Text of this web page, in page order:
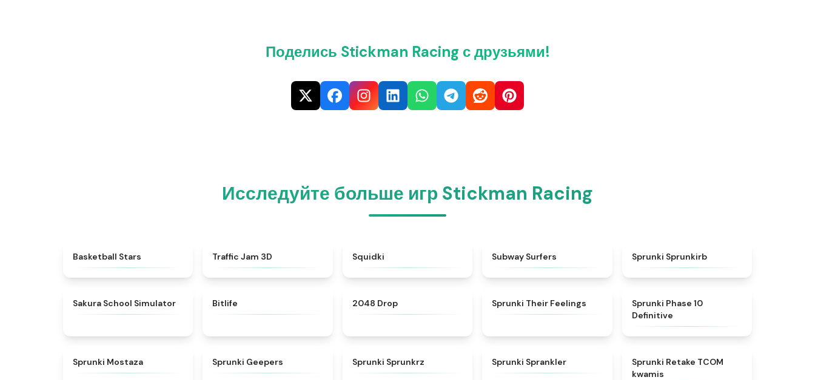
Поделись Stickman Racing с друзьями!
Исследуйте больше игр Stickman Racing
Basketball Stars Traffic Jam 3D Squidki Subway Surfers Sprunki Sprunkirb
★
Sakura School Simulator Bitlife 2048 Drop Sprunki Their Feelings
Sprunki Phase 10
Definitive
Sprunki Mostaza Sprunki Geepers Sprunki Sprunkrz Sprunki Sprankler ★
Sprunki Retake TCOM
kwamis